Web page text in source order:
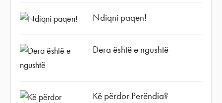
Ndiqni paqen!
Dera është e ngushtë
Kë përdor Perëndia?